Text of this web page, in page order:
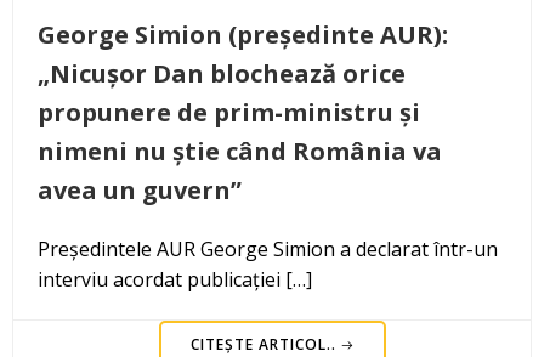
George Simion (președinte AUR):
„Nicușor Dan blochează orice
propunere de prim-ministru și
nimeni nu știe când România va
avea un guvern”
Președintele AUR George Simion a declarat într-un
interviu acordat publicației […]
CITEȘTE ARTICOL..